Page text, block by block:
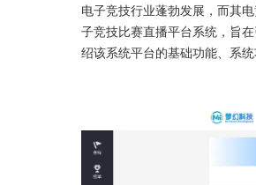
电子竞技行业蓬勃发展，而其
子竞技比赛直播平台系统，旨
绍该系统平台的基础功能、系